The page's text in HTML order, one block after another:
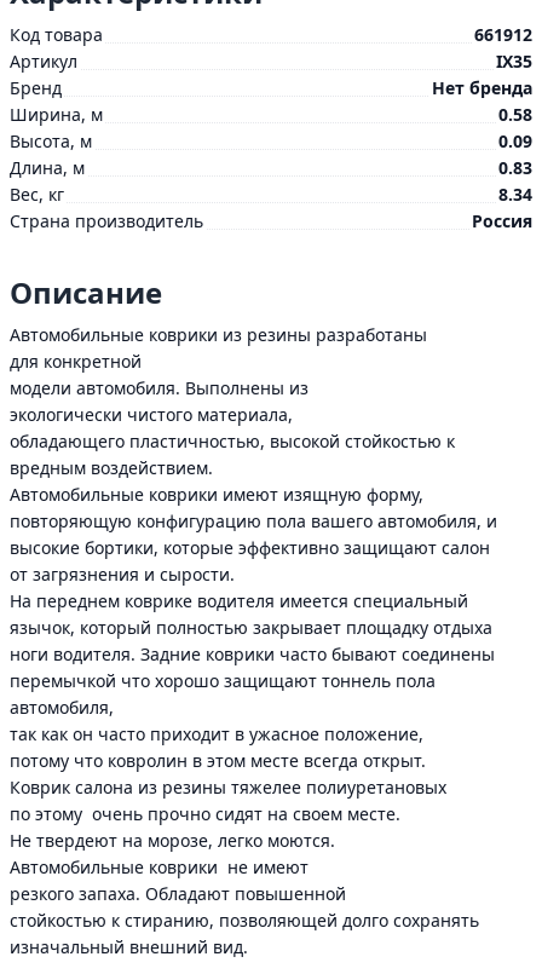
Код товара
661912
Артикул
IX35
Бренд
Нет бренда
Ширина, м
0.58
Высота, м
0.09
Длина, м
0.83
Вес, кг
8.34
Страна производитель
Россия
Описание
Автомобильные коврики из резины разработаны
для конкретной
модели автомобиля. Выполнены из
экологически чистого материала,
обладающего пластичностью, высокой стойкостью к
вредным воздействием.
Автомобильные коврики имеют изящную форму,
повторяющую конфигурацию пола вашего автомобиля, и
высокие бортики, которые эффективно защищают салон
от загрязнения и сырости.
На переднем коврике водителя имеется специальный
язычок, который полностью закрывает площадку отдыха
ноги водителя. Задние коврики часто бывают соединены
перемычкой что хорошо защищают тоннель пола
автомобиля,
так как он часто приходит в ужасное положение,
потому что ковролин в этом месте всегда открыт.
Коврик салона из резины тяжелее полиуретановых
по этому очень прочно сидят на своем месте.
Не твердеют на морозе, легко моются.
Автомобильные коврики не имеют
резкого запаха. Обладают повышенной
стойкостью к стиранию, позволяющей долго сохранять
изначальный внешний вид.